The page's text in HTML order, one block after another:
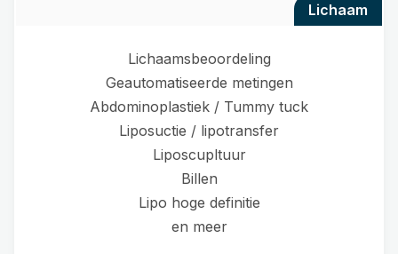
lichaam
Lichaamsbeoordeling
Geautomatiseerde metingen
Abdominoplastiek / Tummy tuck
Liposuctie / lipotransfer
Liposcupltuur
Billen
Lipo hoge definitie
en meer